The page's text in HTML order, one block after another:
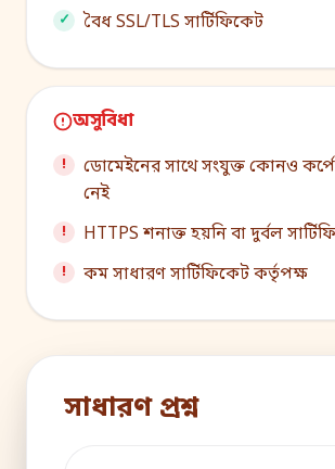
বৈধ SSL/TLS সার্টিফিকেট
অসুবিধা
ডোমেইনের সাথে সংযুক্ত কোনও
নেই
HTTPS শনাক্ত হয়নি বা দুর্বল
কম সাধারণ সার্টিফিকেট কর্তৃপক্ষ
সাধারণ প্রশ্ন